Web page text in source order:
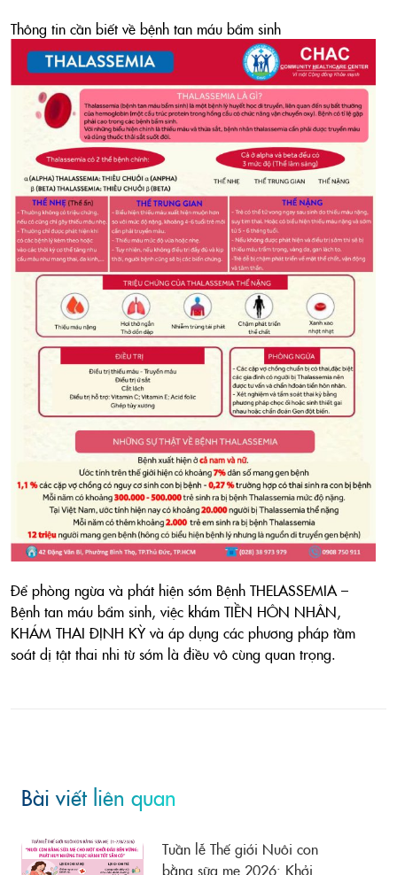
Thông tin cần biết về bệnh tan máu bẩm sinh
Để phòng ngừa và phát hiện sớm Bệnh THELASSEMIA –
Bệnh tan máu bẩm sinh, việc khám TIỀN HÔN NHÂN,
KHÁM THAI ĐỊNH KỲ và áp dụng các phương pháp tầm
soát dị tật thai nhi từ sớm là điều vô cùng quan trọng.
Bài viết liên quan
Tuần lễ Thế giới Nuôi con
bằng sữa mẹ 2026: Khởi